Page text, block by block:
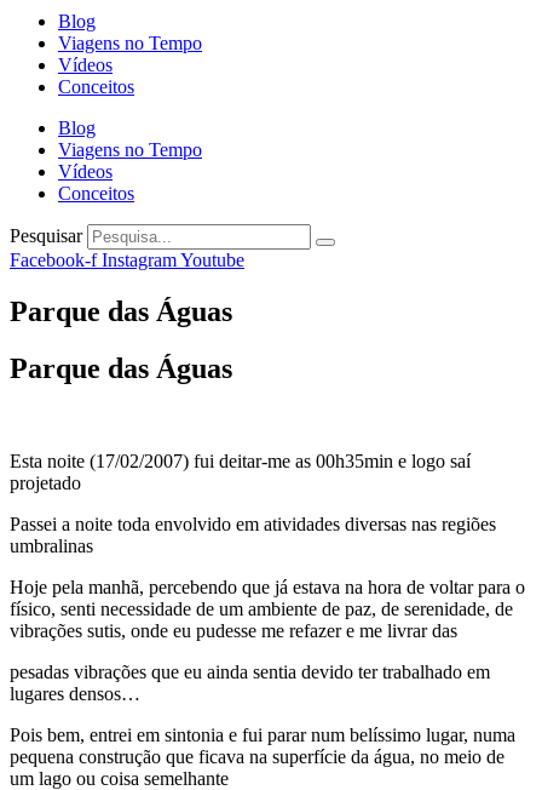
Blog
Viagens no Tempo
Vídeos
Conceitos
Blog
Viagens no Tempo
Vídeos
Conceitos
Pesquisar
Facebook-f InstagramYoutube
Parque das Águas
Parque das Águas
Esta noite (17/02/2007) fui deitar-me as 00h35min e logo saí
projetado
Passei a noite toda envolvido em atividades diversas nas regiões
umbralinas
Hoje pela manhã, percebendo que já estava na hora de voltar para o
físico, senti necessidade de um ambiente de paz, de serenidade, de
vibrações sutis, onde eu pudesse me refazer e me livrar das
pesadas vibrações que eu ainda sentia devido ter trabalhado em
lugares densos…
Pois bem, entrei em sintonia e fui parar num belíssimo lugar, numa
pequena construção que ficava na superfície da água, no meio de
um lago ou coisa semelhante